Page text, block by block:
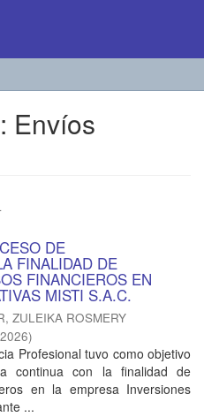
Envíos
DE
FINALIDAD DE
FINANCIEROS EN
MISTI S.A.C.
ZULEIKA ROSMERY
2026)
Profesional tuvo como objetivo
continua con la finalidad de
en la empresa Inversiones
...